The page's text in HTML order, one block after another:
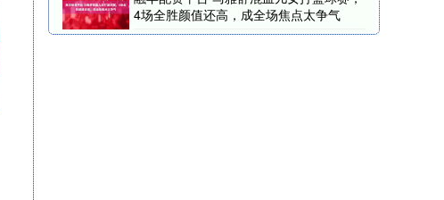
4场全胜颜值还高，成全场焦点太争气